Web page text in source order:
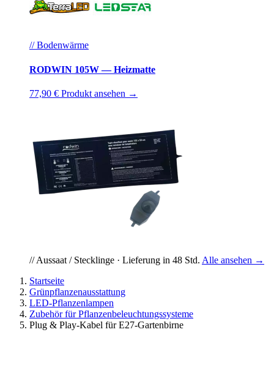
// Bodenwärme
RODWIN 105W — Heizmatte
77,90 € Produkt ansehen →
// Aussaat / Stecklinge · Lieferung in 48 Std. Alle ansehen →
Startseite
Grünpflanzenausstattung
LED-Pflanzenlampen
Zubehör für Pflanzenbeleuchtungssysteme
Plug & Play-Kabel für E27-Gartenbirne